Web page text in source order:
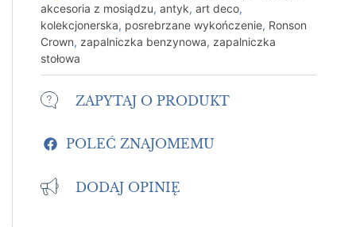
akcesoria z mosiądzu, antyk, art deco,
kolekcjonerska, posrebrzane wykończenie, Ronson
Crown, zapalniczka benzynowa, zapalniczka
stołowa
ZAPYTAJ O PRODUKT
POLEĆ ZNAJOMEMU
DODAJ OPINIĘ